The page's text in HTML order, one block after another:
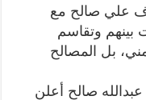
علي صالح مع
بينهم وتقاسم
بل المصالح
صالح أعلن